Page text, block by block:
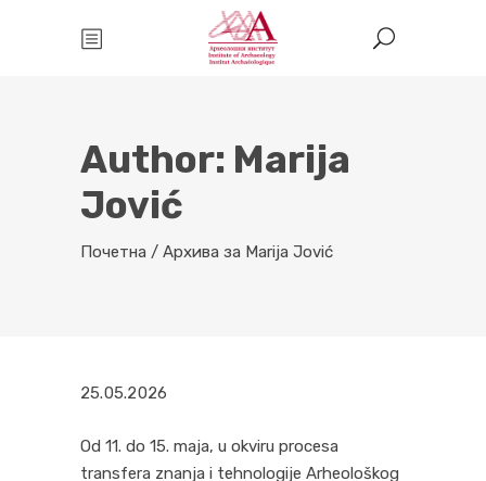
Author: Marija
Jović
Почетна / Архива за Marija Jović
25.05.2026
Od 11. do 15. maja, u okviru procesa
transfera znanja i tehnologije Arheološkog